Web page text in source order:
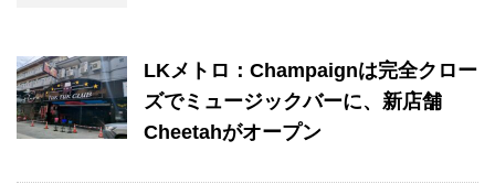
LKメトロ：Champaignは完全クロー
ズでミュージックバーに、新店舗
Cheetahがオープン